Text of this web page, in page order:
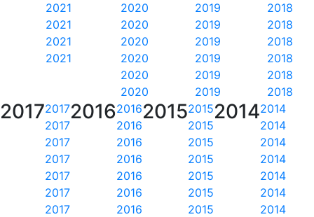
2021
2021
2021
2021
2020
2020
2020
2020
2020
2020
2019
2019
2019
2019
2019
2019
2018
2018
2018
2018
2018
2018
20172017
2017
2017
2017
2017
2017
2017
20162016
2016
2016
2016
2016
2016
2016
20152015
2015
2015
2015
2015
2015
2015
20142014
2014
2014
2014
2014
2014
2014